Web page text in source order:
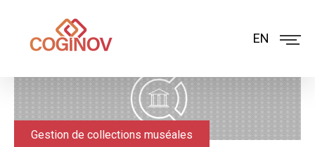
EN
Gestion de collections muséales